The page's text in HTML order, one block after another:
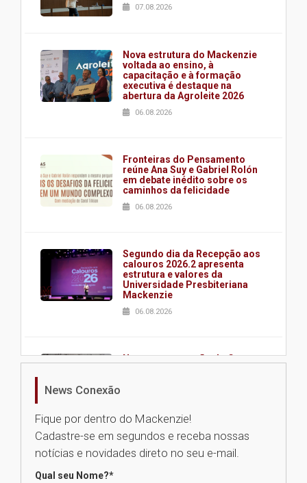
07.08.2026
Nova estrutura do Mackenzie
voltada ao ensino, à
capacitação e à formação
executiva é destaque na
abertura da Agroleite 2026
06.08.2026
Fronteiras do Pensamento
reúne Ana Suy e Gabriel Rolón
em debate inédito sobre os
caminhos da felicidade
06.08.2026
Segundo dia da Recepção aos
calouros 2026.2 apresenta
estrutura e valores da
Universidade Presbiteriana
Mackenzie
06.08.2026
Nova apresentação do Centro
Universidade Mackenzie
realizará nova edição da Feira
News Conexão
Fique por dentro do Mackenzie!
Cadastre-se em segundos e receba nossas
notícias e novidades direto no seu e-mail.
Qual seu Nome?*